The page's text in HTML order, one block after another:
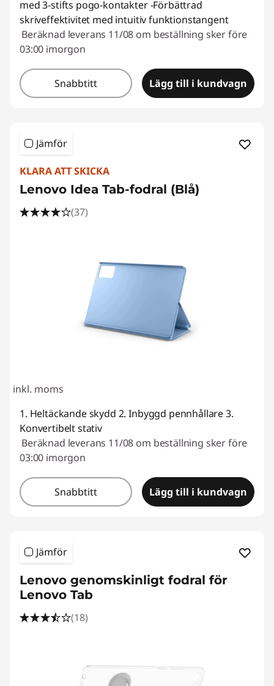
med 3-stifts pogo-kontakter -Förbättrad
skriveffektivitet med intuitiv funktionstangent
Beräknad leverans 11/08 om beställning sker före
03:00 imorgon
Snabbtitt Lägg till i kundvagn
Jämför
KLARA ATT SKICKA
Lenovo Idea Tab-fodral (Blå)
(37)
inkl. moms
1. Heltäckande skydd 2. Inbyggd pennhållare 3.
Konvertibelt stativ
Beräknad leverans 11/08 om beställning sker före
03:00 imorgon
Snabbtitt Lägg till i kundvagn
Jämför
Lenovo genomskinligt fodral för
Lenovo Tab
(18)